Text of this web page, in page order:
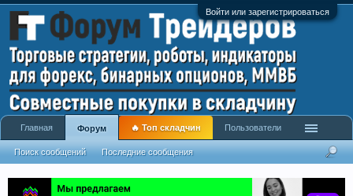
Войти или зарегистрироваться
Главная Форум
Поиск сообщений Последние сообщения
🔥 Топ складчин Пользователи